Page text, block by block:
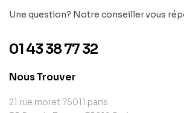
Une question? Notre conseiller vous
01 43 38 77 32
Nous Trouver
21 rue moret 75011 paris